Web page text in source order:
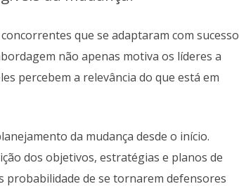
que se adaptaram com sucesso
não apenas motiva os líderes a
percebem a relevância do que está em
da mudança desde o início.
dos objetivos, estratégias e planos de
probabilidade de se tornarem defensores